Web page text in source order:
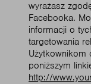
wyrażasz
Facebooka.
informacji o
targetowania
Użytkownikom
poniższym
http://